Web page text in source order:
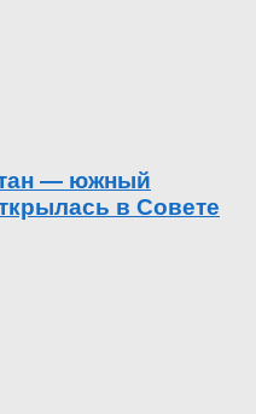
— южный
в Совете